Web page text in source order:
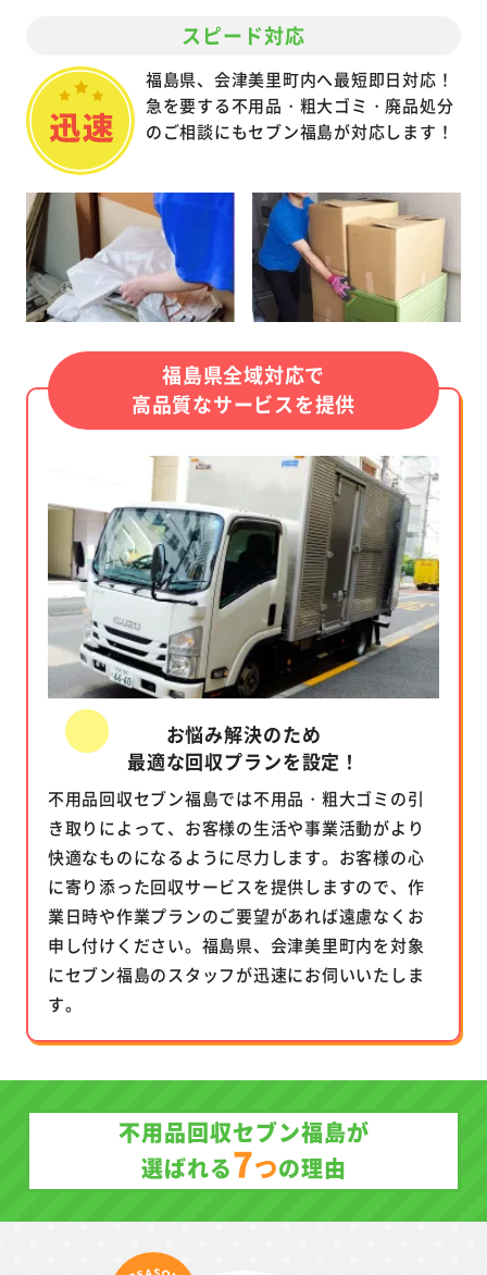
スピード対応
福島県、会津美里町内へ最短即日対応！
急を要する不用品・粗大ゴミ・廃品処分
のご相談にもセブン福島が対応します！
福島県全域対応で
高品質なサービスを提供
お悩み解決のため
最適な回収プランを設定！
不用品回収セブン福島では不用品・粗大ゴミの引
き取りによって、お客様の生活や事業活動がより
快適なものになるように尽力します。お客様の心
に寄り添った回収サービスを提供しますので、作
業日時や作業プランのご要望があれば遠慮なくお
申し付けください。福島県、会津美里町内を対象
にセブン福島のスタッフが迅速にお伺いいたしま
す。
不用品回収セブン福島が
選ばれる7つの理由